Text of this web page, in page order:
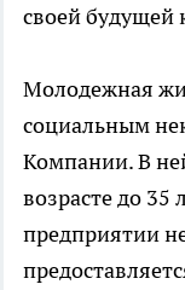
своей будущей
Молодежная
социальным
Компании. В
возрасте до 35
предприятии